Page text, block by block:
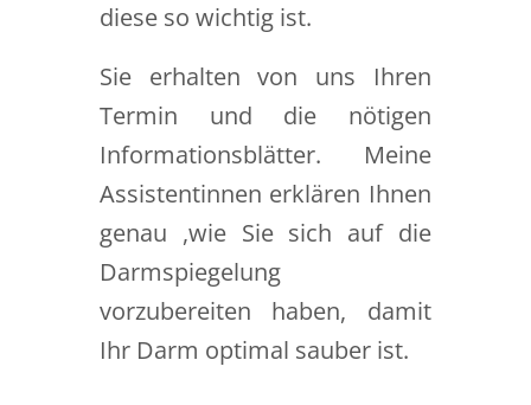
diese so wichtig ist.
Sie erhalten von uns Ihren
Termin und die nötigen
Informationsblätter. Meine
Assistentinnen erklären Ihnen
genau ,wie Sie sich auf die
Darmspiegelung
vorzubereiten haben, damit
Ihr Darm optimal sauber ist.